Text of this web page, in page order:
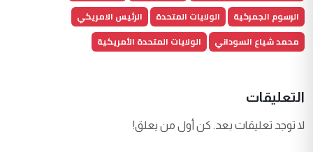
الرسوم الجمركية
الولايات المتحدة
الرئيس الامريكي
محمد شياع السوداني
الولايات المتحدة الأمريكية
التعليقات
لا توجد تعليقات بعد. كن أول من يعلق!